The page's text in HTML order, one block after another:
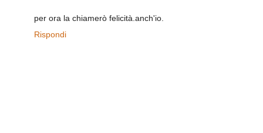
per ora la chiamerò felicità.anch'io.
Rispondi